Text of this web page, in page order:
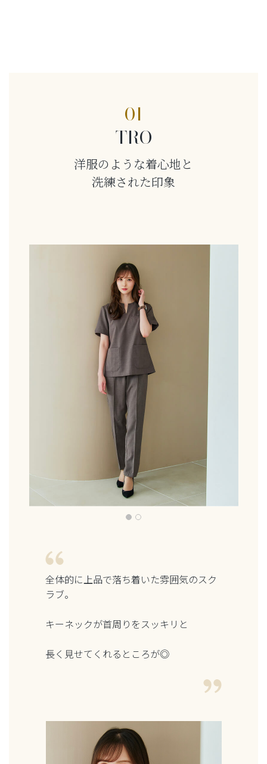
01
TRO
洋服のような着心地と
洗練された印象
全体的に上品で落ち着いた雰囲気のスク
ラブ。
キーネックが首周りをスッキリと
長く見せてくれるところが◎